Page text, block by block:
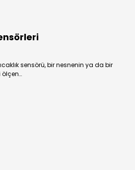
sensörü, bir nesnenin ya da bir
ölçen…